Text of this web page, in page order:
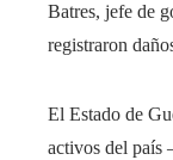
Batres, jefe de
registraron
El Estado de
activos del país